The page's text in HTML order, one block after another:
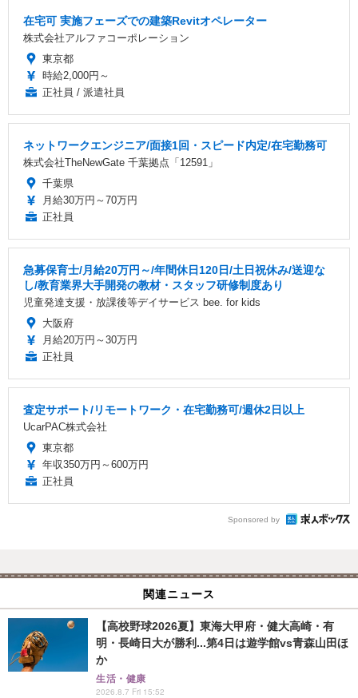
在宅可 実施フェーズでの建築Revitオペレーター
株式会社アルファコーポレーション
東京都
時給2,000円～
正社員 / 派遣社員
ネットワークエンジニア/面接1回・スピード内定/在宅勤務可
株式会社TheNewGate 千葉拠点「12591」
千葉県
月給30万円～70万円
正社員
急募保育士/月給20万円～/年間休日120日/土日祝休み/送迎な
し/教育業界大手開発の教材・スタッフ研修制度あり
児童発達支援・放課後等デイサービス bee. for kids
大阪府
月給20万円～30万円
正社員
査定サポート/リモートワーク・在宅勤務可/週休2日以上
UcarPAC株式会社
東京都
年収350万円～600万円
正社員
Sponsored by
関連ニュース
【高校野球2026夏】東海大甲府・健大高崎・有
明・長崎日大が勝利...第4日は遊学館vs青森山田ほ
か
生活・健康
2026.8.7 Fri 15:52